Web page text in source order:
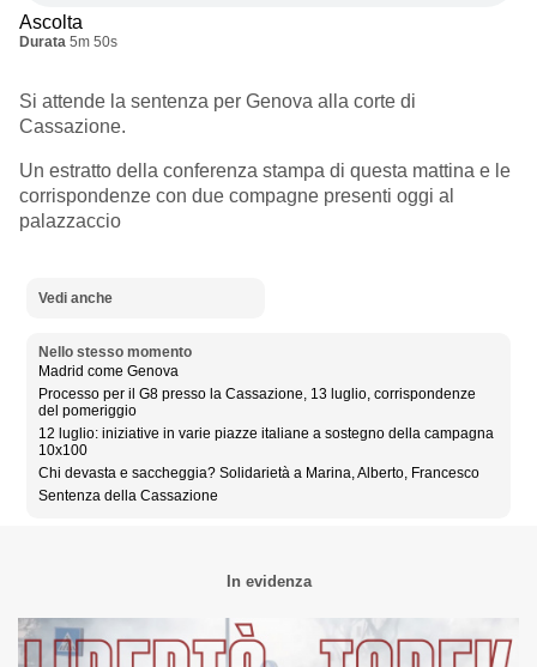
Ascolta
Durata 5m 50s
Si attende la sentenza per Genova alla corte di
Cassazione.
Un estratto della conferenza stampa di questa mattina e le
corrispondenze con due compagne presenti oggi al
palazzaccio
Vedi anche
Nello stesso momento
Madrid come Genova
Processo per il G8 presso la Cassazione, 13 luglio, corrispondenze
del pomeriggio
12 luglio: iniziative in varie piazze italiane a sostegno della campagna
10x100
Chi devasta e saccheggia? Solidarietà a Marina, Alberto, Francesco
Sentenza della Cassazione
In evidenza